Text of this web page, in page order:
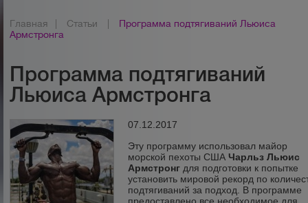
Главная Статьи
Программа подтягиваний Льюиса
Армстронга
Программа подтягиваний
Льюиса Армстронга
07.12.2017
Эту программу использовал майор
морской пехоты СШАЧарльз Льюис
Армстронг для подготовки к попытке
установить мировой рекорд по
подтягиваний за подход. В программе